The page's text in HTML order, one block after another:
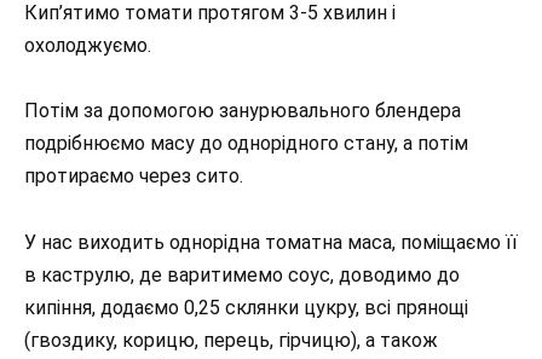
Кип’ятимо томати протягом 3-5 хвилин і
охолоджуємо.
Потім за допомогою занурювального блендера
подрібнюємо масу до однорідного стану, а потім
протираємо через сито.
У нас виходить однорідна томатна маса, поміщаємо її
в каструлю, де варитимемо соус, доводимо до
кипіння, додаємо 0,25 склянки цукру, всі прянощі
(гвоздику, корицю, перець, гірчицю), а також